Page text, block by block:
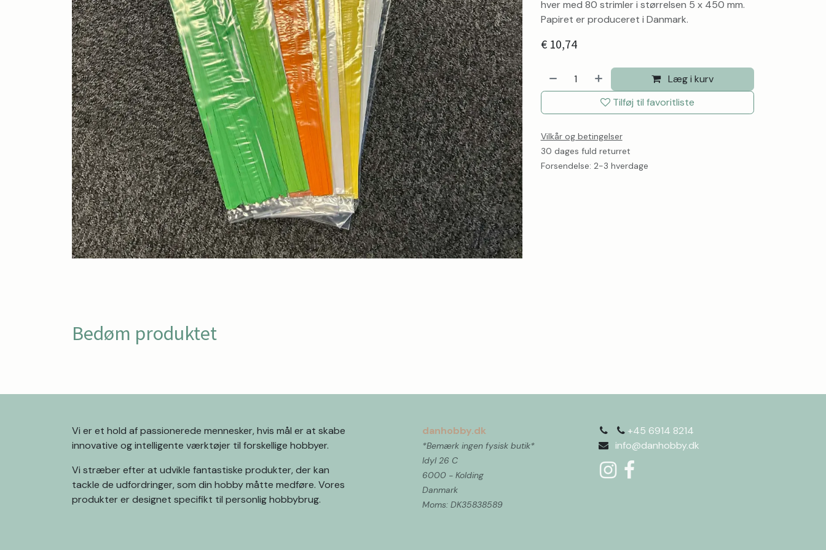
hver med 80 strimler i størrelsen 5 x 450 mm.
Papiret er produceret i Danmark.
€ 10,74
Læg i kurv
Tilføj til favoritliste
Vilkår og betingelser
30 dages fuld returret
Forsendelse: 2-3 hverdage
Bedøm produktet
Vi er et hold af passionerede mennesker, hvis mål er at skabe
innovative og intelligente værktøjer til forskellige hobbyer.
Vi stræber efter at udvikle fantastiske produkter, der kan
tackle de udfordringer, som din hobby måtte medføre. Vores
produkter er designet specifikt til personlig hobbybrug.
danhobby.dk
*Bemærk ingen fysisk butik*
Idyl 26 C
6000 - Kolding
Danmark
Moms: DK35838589 ​
+45 6914 8214
info@danhobby.dk